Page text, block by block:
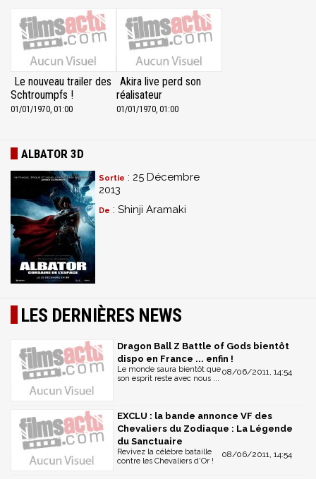
Le nouveau trailer des
Schtroumpfs !
01/01/1970, 01:00
Akira live perd son
réalisateur
01/01/1970, 01:00
ALBATOR 3D
Sortie : 25 Décembre
2013
De : Shinji Aramaki
LES DERNIÈRES NEWS
Dragon Ball Z Battle of Gods bientôt
dispo en France ... enfin !
08/06/2011, 14:54
Le monde saura bientôt que
son esprit reste avec nous ...
EXCLU : la bande annonce VF des
Chevaliers du Zodiaque : La Légende
du Sanctuaire
08/06/2011, 14:54
Revivez la célèbre bataille
contre les Chevaliers d'Or !